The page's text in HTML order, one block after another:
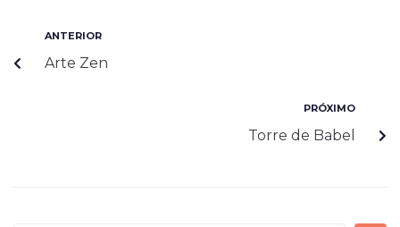
ANTERIOR
Arte Zen
PRÓXIMO
Torre de Babel